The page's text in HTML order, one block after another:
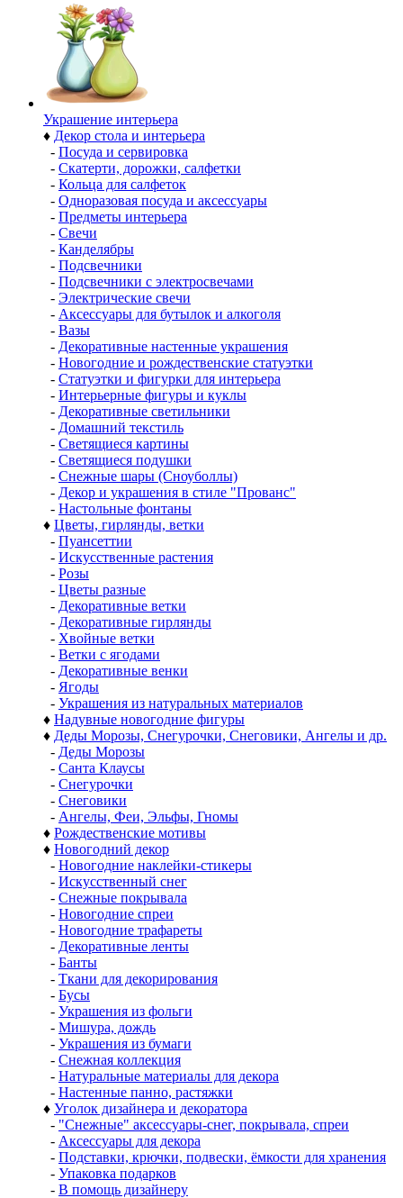
Украшение интерьера
♦ Декор стола и интерьера
- Посуда и сервировка
- Скатерти, дорожки, салфетки
- Кольца для салфеток
- Одноразовая посуда и аксессуары
- Предметы интерьера
- Свечи
- Канделябры
- Подсвечники
- Подсвечники с электросвечами
- Электрические свечи
- Аксессуары для бутылок и алкоголя
- Вазы
- Декоративные настенные украшения
- Новогодние и рождественские статуэтки
- Статуэтки и фигурки для интерьера
- Интерьерные фигуры и куклы
- Декоративные светильники
- Домашний текстиль
- Светящиеся картины
- Светящиеся подушки
- Снежные шары (Сноуболлы)
- Декор и украшения в стиле "Прованс"
- Настольные фонтаны
♦ Цветы, гирлянды, ветки
- Пуансеттии
- Искусственные растения
- Розы
- Цветы разные
- Декоративные ветки
- Декоративные гирлянды
- Хвойные ветки
- Ветки с ягодами
- Декоративные венки
- Ягоды
- Украшения из натуральных материалов
♦ Надувные новогодние фигуры
♦ Деды Морозы, Снегурочки, Снеговики, Ангелы и др.
- Деды Морозы
- Санта Клаусы
- Снегурочки
- Снеговики
- Ангелы, Феи, Эльфы, Гномы
♦ Рождественские мотивы
♦ Новогодний декор
- Новогодние наклейки-стикеры
- Искусственный снег
- Снежные покрывала
- Новогодние спреи
- Новогодние трафареты
- Декоративные ленты
- Банты
- Ткани для декорирования
- Бусы
- Украшения из фольги
- Мишура, дождь
- Украшения из бумаги
- Снежная коллекция
- Натуральные материалы для декора
- Настенные панно, растяжки
♦ Уголок дизайнера и декоратора
- "Снежные" аксессуары-снег, покрывала, спреи
- Аксессуары для декора
- Подставки, крючки, подвески, ёмкости для хранения
- Упаковка подарков
- В помощь дизайнеру